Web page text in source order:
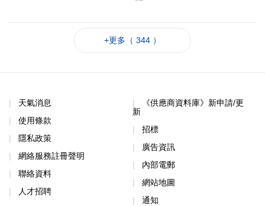
+更多（ 344 ）
天氣消息
使用條款
隱私政策
網絡服務註冊聲明
聯絡資料
人才招聘
《供應商資料庫》新申請/更
新
招標
廣告資訊
內部電郵
網站地圖
通知